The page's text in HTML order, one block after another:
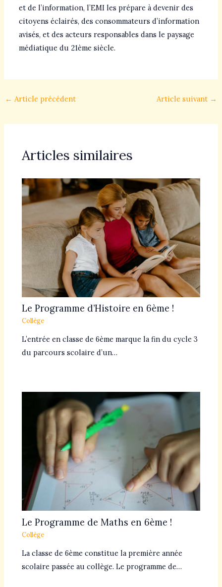
et de l’information, l’EMI les prépare à devenir des
citoyens éclairés, des consommateurs d’information
avisés, et des acteurs responsables dans le paysage
médiatique du 21ème siècle.
← Article précédent Article suivant →
Articles similaires
Le Programme d’Histoire en 6ème !
Collège
L’entrée en classe de 6ème marque la fin du cycle 3
du parcours scolaire d’un…
Le Programme de Maths en 6ème !
Collège
La classe de 6ème constitue la première année
scolaire passée au collège. Le programme de…